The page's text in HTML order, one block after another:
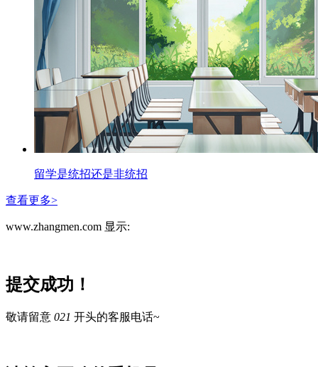
留学是统招还是非统招
查看更多>
www.zhangmen.com 显示:
提交成功！
敬请留意 021 开头的客服电话~